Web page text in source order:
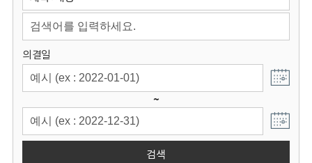
회
의결일
~
검색